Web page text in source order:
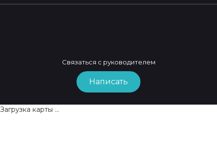
Связаться с руководителем
Написать
Загрузка карты ...